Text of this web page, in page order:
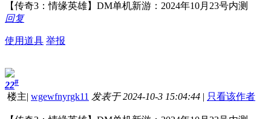
【传奇3：情缘英雄】DM单机新游：2024年10月23号内测
回复
使用道具 举报
22#
楼主| wgewfnyrgk11 发表于 2024-10-3 15:04:44 | 只看该作者